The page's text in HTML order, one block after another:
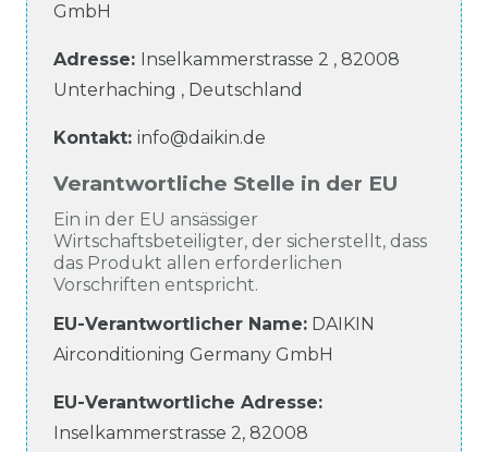
GmbH
Adresse: Inselkammerstrasse 2 , 82008
Unterhaching , Deutschland
Kontakt: info@daikin.de
Verantwortliche Stelle in der EU
Ein in der EU ansässiger
Wirtschaftsbeteiligter, der sicherstellt, dass
das Produkt allen erforderlichen
Vorschriften entspricht.
EU-Verantwortlicher Name: DAIKIN
Airconditioning Germany GmbH
EU-Verantwortliche Adresse:
Inselkammerstrasse 2, 82008